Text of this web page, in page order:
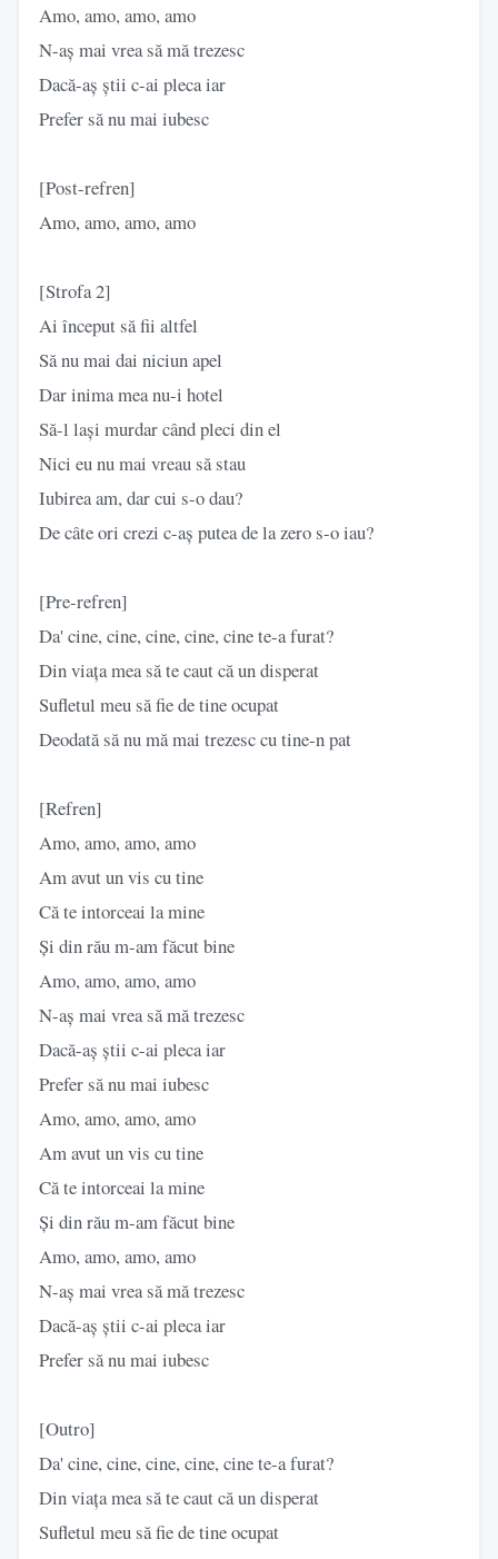
Amo, amo, amo, amo
N-aș mai vrea să mă trezesc
Dacă-aș știi c-ai pleca iar
Prefer să nu mai iubesc
[Post-refren]
Amo, amo, amo, amo
[Strofa 2]
Ai început să fii altfel
Să nu mai dai niciun apel
Dar inima mea nu-i hotel
Să-l lași murdar când pleci din el
Nici eu nu mai vreau să stau
Iubirea am, dar cui s-o dau?
De câte ori crezi c-aș putea de la zero s-o iau?
[Pre-refren]
Da' cine, cine, cine, cine, cine te-a furat?
Din viața mea să te caut că un disperat
Sufletul meu să fie de tine ocupat
Deodată să nu mă mai trezesc cu tine-n pat
[Refren]
Amo, amo, amo, amo
Am avut un vis cu tine
Că te intorceai la mine
Și din rău m-am făcut bine
Amo, amo, amo, amo
N-aș mai vrea să mă trezesc
Dacă-aș știi c-ai pleca iar
Prefer să nu mai iubesc
Amo, amo, amo, amo
Am avut un vis cu tine
Că te intorceai la mine
Și din rău m-am făcut bine
Amo, amo, amo, amo
N-aș mai vrea să mă trezesc
Dacă-aș știi c-ai pleca iar
Prefer să nu mai iubesc
[Outro]
Da' cine, cine, cine, cine, cine te-a furat?
Din viața mea să te caut că un disperat
Sufletul meu să fie de tine ocupat